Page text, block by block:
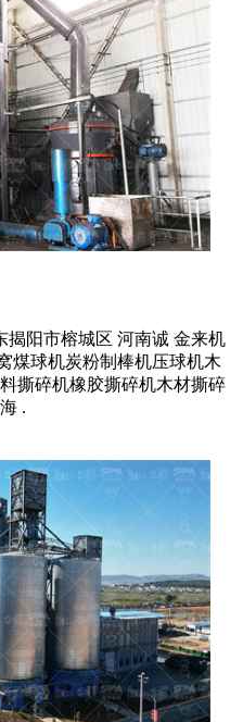
揭阳市榕城区 河南诚 金来机
煤球机炭粉制棒机压球机木
撕碎机橡胶撕碎机木材撕碎
.